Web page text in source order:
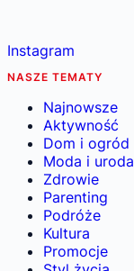
Instagram
NASZE TEMATY
Najnowsze
Aktywność
Dom i ogród
Moda i uroda
Zdrowie
Parenting
Podróże
Kultura
Promocje